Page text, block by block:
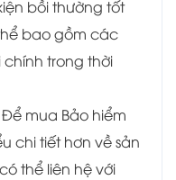
bồi thường tốt
bao gồm các
trong thời
mua Bảo hiểm
chi tiết hơn về sản
thể liên hệ với